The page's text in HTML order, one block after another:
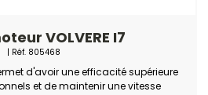
VOLVERE I7
| Réf. 805468
d'avoir une efficacité supérieure
et de maintenir une vitesse